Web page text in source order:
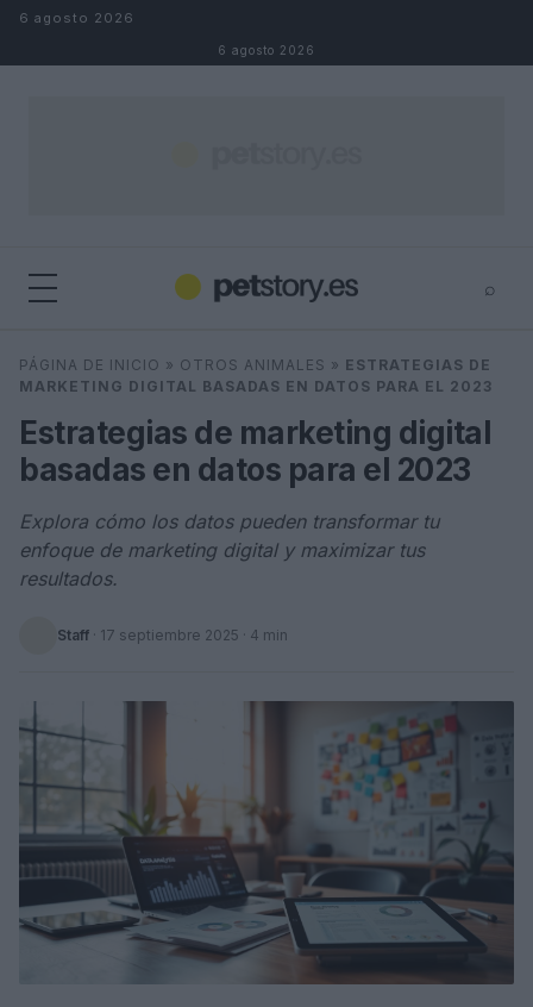
Saltar al contenido
6 agosto 2026
6 agosto 2026
⌕
Buscar ⌕ ×
PÁGINA DE INICIO » OTROS ANIMALES » ESTRATEGIAS DE
MARKETING DIGITAL BASADAS EN DATOS PARA EL 2023
Estrategias de marketing digital
basadas en datos para el 2023
Explora cómo los datos pueden transformar tu
enfoque de marketing digital y maximizar tus
resultados.
Staff · 17 septiembre 2025 · 4 min